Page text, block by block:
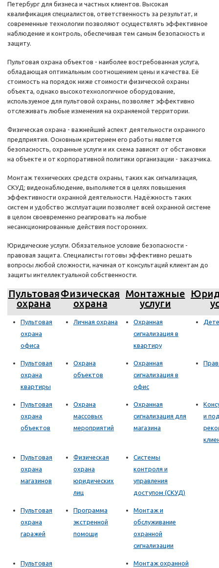
Петербург для бизнеса и частных клиентов. Высокая
квалификация специалистов, ответственность за результат, и
современные технологии позволяют осуществлять эффективное
наблюдение и контроль, обеспечивая тем самым безопасность и
защиту.
Пультовая охрана объектов - наиболее востребованная услуга,
обладающая оптимальным соотношением цены и качества. Её
стоимость на порядок ниже стоимости физической охраны
объекта, однако высокотехнологичное оборудование,
используемое для пультовой охраны, позволяет эффективно
отслеживать любые изменения на охраняемой территории.
Физическая охрана - важнейший аспект деятельности охранного
предприятия. Основным критерием его работы является
безопасность, охранные услуги и их схема зависят от обстановки
на объекте и от корпоративной политики организации - заказчика.
Монтаж технических средств охраны, таких как сигнализация,
СКУД; видеонаблюдение, выполняется в целях повышения
эффективности охранной деятельности. Надёжность таких
систем и удобство эксплуатации позволяет всей охранной системе
в целом своевременно реагировать на любые
несанкционированные действия посторонних.
Юридические услуги. Обязательное условие безопасности -
правовая защита. Специалисты готовы эффективно решать
вопросы любой сложности, начиная от консультаций клиентам до
защиты интеллектуальной собственности.
Пультовая
охрана
Физическая
охрана
Монтажные
услуги
Пультовая
охрана
офиса
Личная охрана
Охранная
сигнализация в
квартиру
Пультовая
охрана
квартиры
Охрана
объектов
Охранная
сигнализация в
офис
Пультовая
охрана
объектов
Охрана
массовых
мероприятий
Охранная
сигнализация для
магазина
и
Пультовая
охрана
магазинов
Физическая
охрана
юридических
лиц
Системы
контроля и
управления
доступом (СКУД)
Пультовая
охрана
гаражей
Программа
экстренной
помощи
Монтаж и
обслуживание
охранной
сигнализации
Пультовая Монтаж охранной